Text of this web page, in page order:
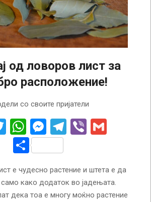
од ловоров лист за
расположение!
со своите пријатели
Twitter
WhatsApp
Messenger
Telegram
Viber
Share
е чудесно растение и штета е да
како додаток во јадењата.
дека тоа е многу моќно растение